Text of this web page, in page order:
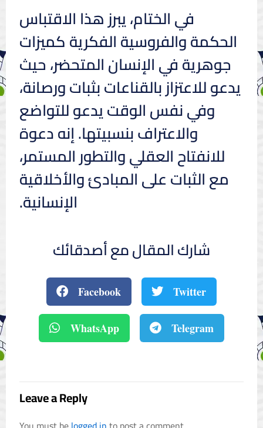
في الختام، يبرز هذا الاقتباس
الحكمة والفروسية الفكرية كميزات
جوهرية في الإنسان المتحضر، حيث
يدعو للاعتزاز بالقناعات بثبات ورصانة،
وفي نفس الوقت يدعو للتواضع
والاعتراف بنسبيتها. إنه دعوة
للانفتاح العقلي والتطور المستمر،
مع الثبات على المبادئ والأخلاقية
الإنسانية.
شارك المقال مع أصدقائك
Facebook Twitter
WhatsApp Telegram
Leave a Reply